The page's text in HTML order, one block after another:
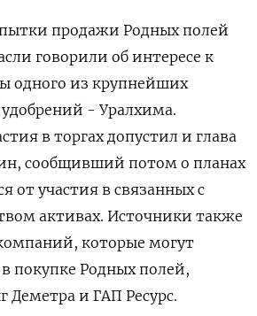
продажи Родных полей
говорили об интересе к
‌одного из крупнейших
- Уралхима.
в торгах допустил и глава
сообщивший потом о планах
от участия в связанных с
активах. Источники также
которые могут
покупке Родных полей,
Деметра и ГАП Ресурс.